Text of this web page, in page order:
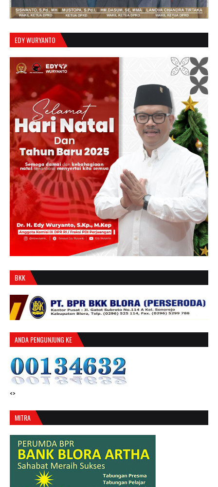
EDY WURYANTO
BKK
ANDA PENGUNJUNG KE
<>
MITRA